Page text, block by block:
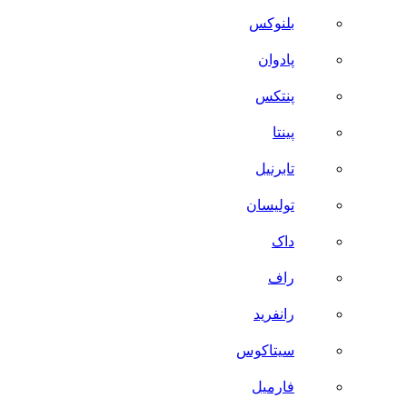
بلنوکس
پادوان
پنتکس
پینتا
تابرنیل
تولیسان
داک
راف
رانفرید
سیتاکوس
فارمیل